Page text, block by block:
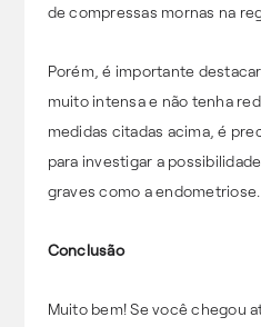
de compressas mornas na
Porém, é importante
muito intensa e não tenha
medidas citadas acima, é
para investigar a
graves como a endometriose.
Conclusão
Muito bem! Se você chegou